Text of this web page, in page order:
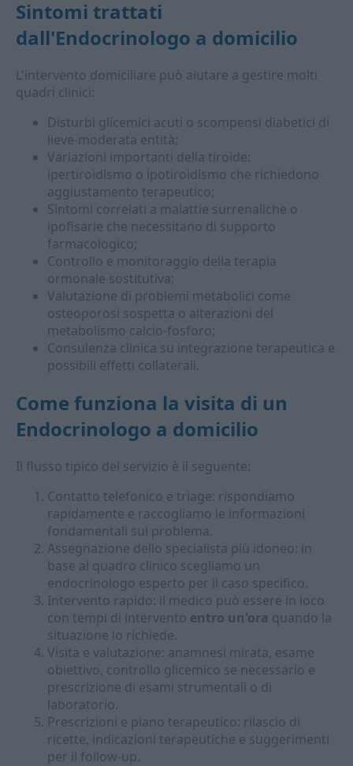
Sintomi trattati
dall'Endocrinologo a domicilio
L'intervento domiciliare può aiutare a gestire molti
quadri clinici:
Disturbi glicemici acuti o scompensi diabetici di
lieve-moderata entità;
Variazioni importanti della tiroide:
ipertiroidismo o ipotiroidismo che richiedono
aggiustamento terapeutico;
Sintomi correlati a malattie surrenaliche o
ipofisarie che necessitano di supporto
farmacologico;
Controllo e monitoraggio della terapia
ormonale sostitutiva;
Valutazione di problemi metabolici come
osteoporosi sospetta o alterazioni del
metabolismo calcio-fosforo;
Consulenza clinica su integrazione terapeutica e
possibili effetti collaterali.
Come funziona la visita di un
Endocrinologo a domicilio
Il flusso tipico del servizio è il seguente:
Contatto telefonico e triage: rispondiamo
rapidamente e raccogliamo le informazioni
fondamentali sul problema.
Assegnazione dello specialista più idoneo: in
base al quadro clinico scegliamo un
endocrinologo esperto per il caso specifico.
Intervento rapido: il medico può essere in loco
con tempi di intervento entro un'ora quando la
situazione lo richiede.
Visita e valutazione: anamnesi mirata, esame
obiettivo, controllo glicemico se necessario e
prescrizione di esami strumentali o di
laboratorio.
Prescrizioni e piano terapeutico: rilascio di
ricette, indicazioni terapeutiche e suggerimenti
per il follow-up.